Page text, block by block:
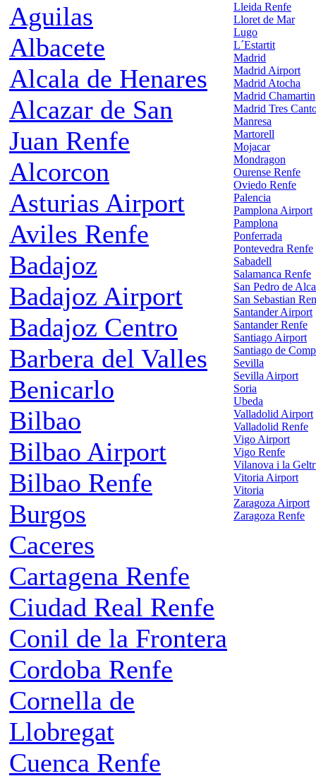
Aguilas
Albacete
Alcala de Henares
Alcazar de San
Juan Renfe
Alcorcon
Asturias Airport
Aviles Renfe
Badajoz
Badajoz Airport
Badajoz Centro
Barbera del Valles
Benicarlo
Bilbao
Bilbao Airport
Bilbao Renfe
Burgos
Caceres
Cartagena Renfe
Ciudad Real Renfe
Conil de la Frontera
Cordoba Renfe
Cornella de
Llobregat
Cuenca Renfe
Lleida Renfe
Lloret de Mar
Lugo
L´Estartit
Madrid
Madrid Airport
Madrid Atocha
Madrid Chamartin
Madrid Tres
Manresa
Martorell
Mojacar
Mondragon
Ourense Renfe
Oviedo Renfe
Palencia
Pamplona Airport
Pamplona
Ponferrada
Pontevedra Renfe
Sabadell
Salamanca Renfe
San Pedro de
San Sebastian
Santander Airport
Santander Renfe
Santiago Airport
Santiago de
Sevilla
Sevilla Airport
Soria
Ubeda
Valladolid Airport
Valladolid Renfe
Vigo Airport
Vigo Renfe
Vilanova i la
Vitoria Airport
Vitoria
Zaragoza Airport
Zaragoza Renfe